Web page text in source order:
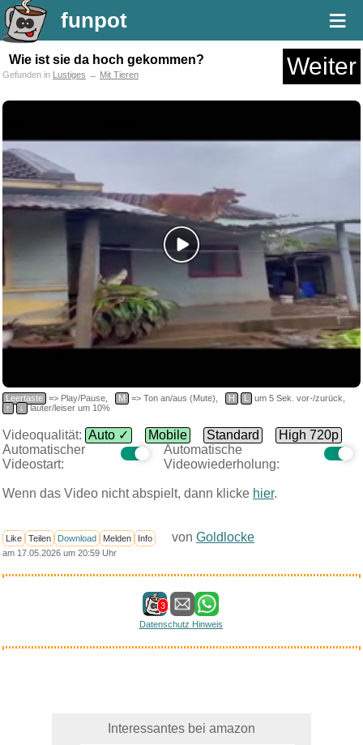
funpot ≡
Wie ist sie da hoch gekommen? Weiter
Gefunden in Lustiges → Mit Tieren
Leertaste => Play/Pause, M => Ton an/aus (Mute), H L
um 5 Sek. vor-/zurück,
↑
↓ lauter/leiser um 10%
Videoqualität: Auto ✓ Mobile Standard
High 720p
Automatischer
Videostart:
Automatische
Videowiederholung:
Wenn das Video nicht abspielt, dann klicke hier.
Like Teilen Download Melden Info von Goldlocke
am 17.05.2026 um 20:59 Uhr
3
Datenschutz Hinweis
Interessantes bei amazon